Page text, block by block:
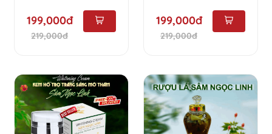
199,000đ
219,000đ
199,000đ
219,000đ